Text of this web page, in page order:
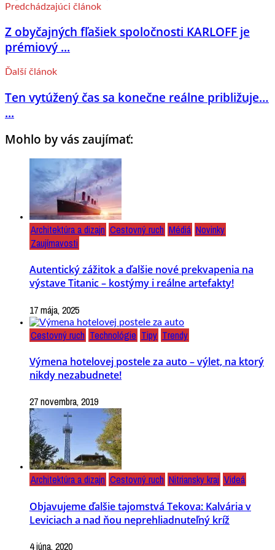
Predchádzajúci článok
Z obyčajných fľašiek spoločnosti KARLOFF je
prémiový ...
Ďalší článok
Ten vytúžený čas sa konečne reálne približuje…
...
Mohlo by vás zaujímať:
Architektúra a dizajn Cestovný ruch Médiá Novinky
Zaujímavosti
Autentický zážitok a ďalšie nové prekvapenia na
výstave Titanic – kostýmy i reálne artefakty!
17 mája, 2025
Cestovný ruch Technológie Tipy Trendy
Výmena hotelovej postele za auto – výlet, na ktorý
nikdy nezabudnete!
27 novembra, 2019
Architektúra a dizajn Cestovný ruch Nitriansky kraj Videá
Objavujeme ďalšie tajomstvá Tekova: Kalvária v
Leviciach a nad ňou neprehliadnuteľný kríž
4 júna, 2020